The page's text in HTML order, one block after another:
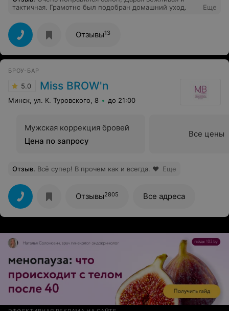
тактичная. Грамотно был подобран домашний уход.
Еще
Отзывы13
БРОУ-БАР
5.0 Miss BROW'n
Минск, ул. К. Туровского, 8 до 21:00
Мужская коррекция бровей
Цена по запросу
Все цены
Отзыв. Всё супер! В прочем как и всегда. ❤️ Еще
Отзывы2805 Все адреса